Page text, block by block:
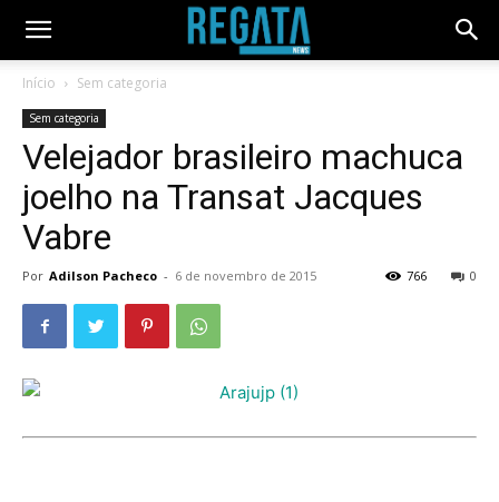
Início Sem categoria
Sem categoria
Velejador brasileiro machuca
joelho na Transat Jacques
Vabre
Por Adilson Pacheco - 6 de novembro de 2015 0
766